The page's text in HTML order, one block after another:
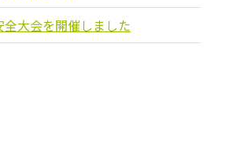
大会を開催しました